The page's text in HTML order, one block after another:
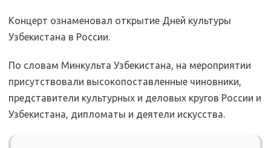
Концерт ознаменовал открытие Дней культуры
Узбекистана в России.
По словам Минкульта Узбекистана, на мероприятии
присутствовали высокопоставленные чиновники,
представители культурных и деловых кругов России и
Узбекистана, дипломаты и деятели искусства.